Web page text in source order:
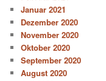
Januar 2021
Dezember 2020
November 2020
Oktober 2020
September 2020
August 2020